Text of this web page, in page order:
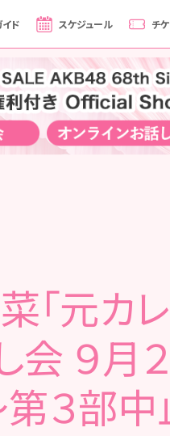
ド スケジュール チ
「元カレ
会 ９月
第３部